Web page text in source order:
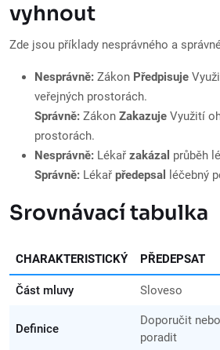
vyhnout
Zde jsou příklady nesprávného a
Nesprávně: Zákon Předpisuje
veřejných prostorách.
Správně: Zákon Zakazuje Využití
prostorách.
Nesprávně: Lékař zakázal průběh
Správně: Lékař předepsal léčebný
Srovnávací tabulka
CHARAKTERISTICKÝ PŘEDEPSAT
Část mluvy Sloveso
Definice
Doporučit nebo
poradit